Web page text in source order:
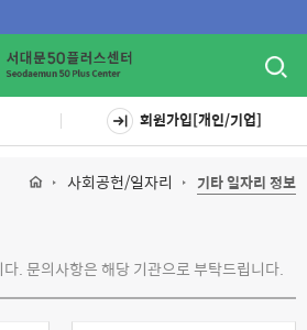
회원가입[개인/기업]
사회공헌/일자리 기타 일자리 정보
. 문의사항은 해당 기관으로 부탁드립니다.